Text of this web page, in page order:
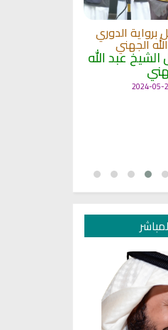
الدوري
الجهني
عبد الله